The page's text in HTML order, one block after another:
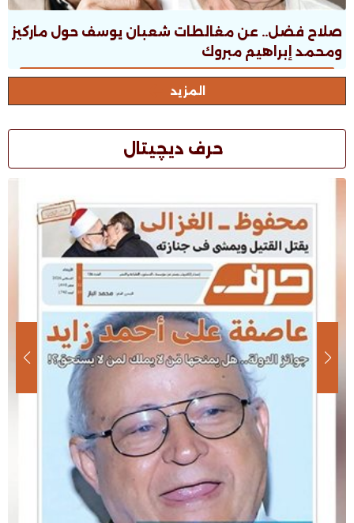
صلاح فضل.. عن مغالطات شعبان يوسف حول ماركيز
ومحمد إبراهيم مبروك
المزيد
حرف ديچيتال